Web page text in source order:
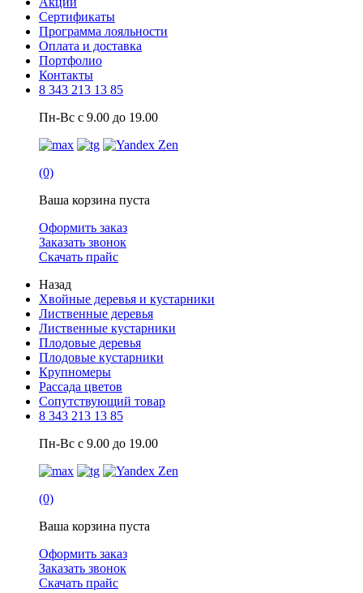
Сертификаты
Программа лояльности
Оплата и доставка
Портфолио
Контакты
8 343 213 13 85
Пн-Вс с 9.00 до 19.00
(0)
Ваша корзина пуста
Оформить заказ
Заказать звонок
Скачать прайс
Назад
Хвойные деревья и кустарники
Лиственные деревья
Лиственные кустарники
Плодовые деревья
Плодовые кустарники
Крупномеры
Рассада цветов
Сопутствующий товар
8 343 213 13 85
Пн-Вс с 9.00 до 19.00
(0)
Ваша корзина пуста
Оформить заказ
Заказать звонок
Скачать прайс